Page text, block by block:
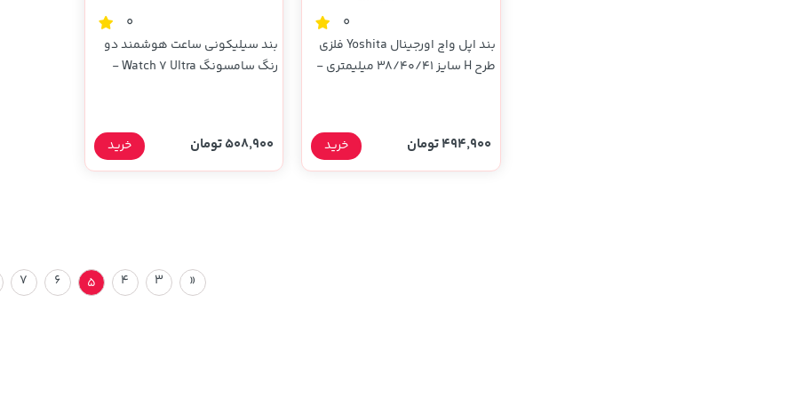
0
بند اپل واچ اورجینال Yoshita فلزی
طرح H سایز 38/40/41 میلیمتری -
494,900 تومان خرید
0
بند سیلیکونی ساعت هوشمند دو
رنگ سامسونگ Watch 7 Ultra -
508,900 تومان خرید
«
3
4
5
6
7